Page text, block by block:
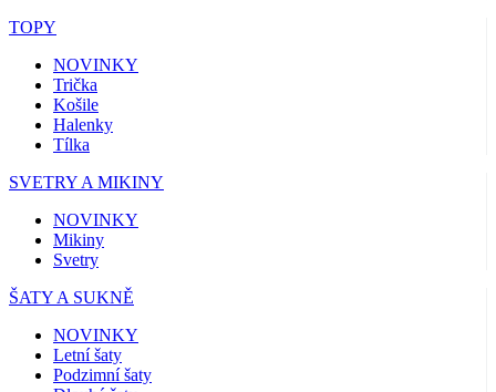
TOPY
NOVINKY
Trička
Košile
Halenky
Tílka
SVETRY A MIKINY
NOVINKY
Mikiny
Svetry
ŠATY A SUKNĚ
NOVINKY
Letní šaty
Podzimní šaty